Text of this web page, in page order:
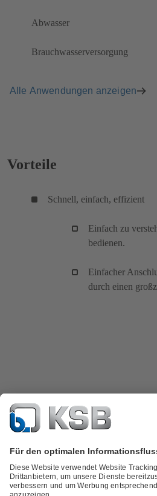
Abwasser
Brauchwasserversorgung
Alle Anwendungen anzeigen
Vorteile
Schnell, einfach, effizient
Einfach zu
bedienen.
Einfacher
durch einen